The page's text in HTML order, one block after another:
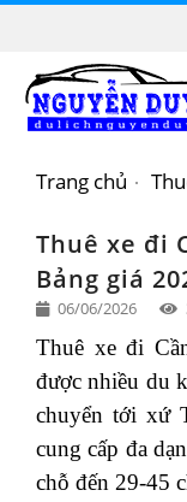
BẢNG GIÁ
TIN TỨC
LIÊN HỆ
Trang chủ
Thuê xe đi
Bảng giá
06/06/2026
Thuê xe đi
được nhiều du
chuyển tới xứ
cung cấp đa
chỗ đến 29-45